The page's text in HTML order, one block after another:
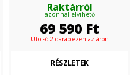
Raktárról
azonnal elvihető
69 590 Ft
Utolsó 2 darab ezen az áron
RÉSZLETEK